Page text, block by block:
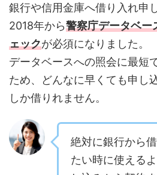
銀行や信用金庫へ借り入れ申
2018年から警察庁データベー
ェックが必須になりました。
データベースへの照会に最短
ため、どんなに早くても申し
しか借りれません。
絶対に銀行から
たい時に使える